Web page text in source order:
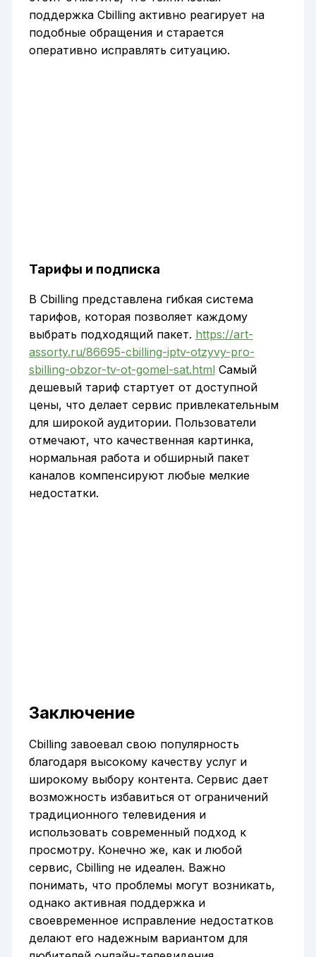
поддержка Cbilling активно реагирует на
подобные обращения и старается
оперативно исправлять ситуацию.
Тарифы и подписка
В Cbilling представлена гибкая система
тарифов, которая позволяет каждому
выбрать подходящий пакет. https://art-
assorty.ru/86695-cbilling-iptv-otzyvy-pro-
sbilling-obzor-tv-ot-gomel-sat.html Самый
дешевый тариф стартует от доступной
цены, что делает сервис привлекательным
для широкой аудитории. Пользователи
отмечают, что качественная картинка,
нормальная работа и обширный пакет
каналов компенсируют любые мелкие
недостатки.
Заключение
Cbilling завоевал свою популярность
благодаря высокому качеству услуг и
широкому выбору контента. Сервис дает
возможность избавиться от ограничений
традиционного телевидения и
использовать современный подход к
просмотру. Конечно же, как и любой
сервис, Cbilling не идеален. Важно
понимать, что проблемы могут возникать,
однако активная поддержка и
своевременное исправление недостатков
делают его надежным вариантом для